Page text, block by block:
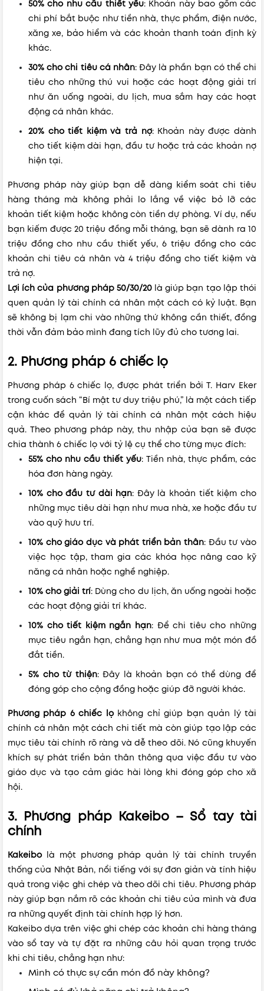
50% cho nhu cầu thiết yếu: Khoản này bao gồm các
chi phí bắt buộc như tiền nhà, thực phẩm, điện nước,
xăng xe, bảo hiểm và các khoản thanh toán định kỳ
khác.
30% cho chi tiêu cá nhân: Đây là phần bạn có thể chi
tiêu cho những thú vui hoặc các hoạt động giải trí
như ăn uống ngoài, du lịch, mua sắm hay các hoạt
động cá nhân khác.
20% cho tiết kiệm và trả nợ: Khoản này được dành
cho tiết kiệm dài hạn, đầu tư hoặc trả các khoản nợ
hiện tại.
Phương pháp này giúp bạn dễ dàng kiểm soát chi tiêu
hàng tháng mà không phải lo lắng về việc bỏ lỡ các
khoản tiết kiệm hoặc không còn tiền dự phòng. Ví dụ, nếu
bạn kiếm được 20 triệu đồng mỗi tháng, bạn sẽ dành ra 10
triệu đồng cho nhu cầu thiết yếu, 6 triệu đồng cho các
khoản chi tiêu cá nhân và 4 triệu đồng cho tiết kiệm và
trả nợ.
Lợi ích của phương pháp 50/30/20là giúp bạn tạo lập thói
quen quản lý tài chính cá nhân một cách có kỷ luật. Bạn
sẽ không bị lạm chi vào những thứ không cần thiết, đồng
thời vẫn đảm bảo mình đang tích lũy đủ cho tương lai.
2. Phương pháp 6 chiếc lọ
Phương pháp 6 chiếc lọ, được phát triển bởi T. Harv Eker
trong cuốn sách “Bí mật tư duy triệu phú,” là một cách tiếp
cận khác để quản lý tài chính cá nhân một cách hiệu
quả. Theo phương pháp này, thu nhập của bạn sẽ được
chia thành 6 chiếc lọ với tỷ lệ cụ thể cho từng mục đích:
55% cho nhu cầu thiết yếu: Tiền nhà, thực phẩm, các
hóa đơn hàng ngày.
10% cho đầu tư dài hạn: Đây là khoản tiết kiệm cho
những mục tiêu dài hạn như mua nhà, xe hoặc đầu tư
vào quỹ hưu trí.
10% cho giáo dục và phát triển bản thân: Đầu tư vào
việc học tập, tham gia các khóa học nâng cao kỹ
năng cá nhân hoặc nghề nghiệp.
10% cho giải trí : Dùng cho du lịch, ăn uống ngoài hoặc
các hoạt động giải trí khác.
10% cho tiết kiệm ngắn hạn: Để chi tiêu cho những
mục tiêu ngắn hạn, chẳng hạn như mua một món đồ
đắt tiền.
5% cho từ thiện: Đây là khoản bạn có thể dùng để
đóng góp cho cộng đồng hoặc giúp đỡ người khác.
Phương pháp 6 chiếc lọkhông chỉ giúp bạn quản lý tài
chính cá nhân một cách chi tiết mà còn giúp tạo lập các
mục tiêu tài chính rõ ràng và dễ theo dõi. Nó cũng khuyến
khích sự phát triển bản thân thông qua việc đầu tư vào
giáo dục và tạo cảm giác hài lòng khi đóng góp cho xã
hội.
3. Phương pháp Kakeibo – Sổ tay tài
chính
Kakeibolà một phương pháp quản lý tài chính truyền
thống của Nhật Bản, nổi tiếng với sự đơn giản và tính hiệu
quả trong việc ghi chép và theo dõi chi tiêu. Phương pháp
này giúp bạn nắm rõ các khoản chi tiêu của mình và đưa
ra những quyết định tài chính hợp lý hơn.
Kakeibo dựa trên việc ghi chép các khoản chi hàng tháng
vào sổ tay và tự đặt ra những câu hỏi quan trọng trước
khi chi tiêu, chẳng hạn như:
Mình có thực sự cần món đồ này không?